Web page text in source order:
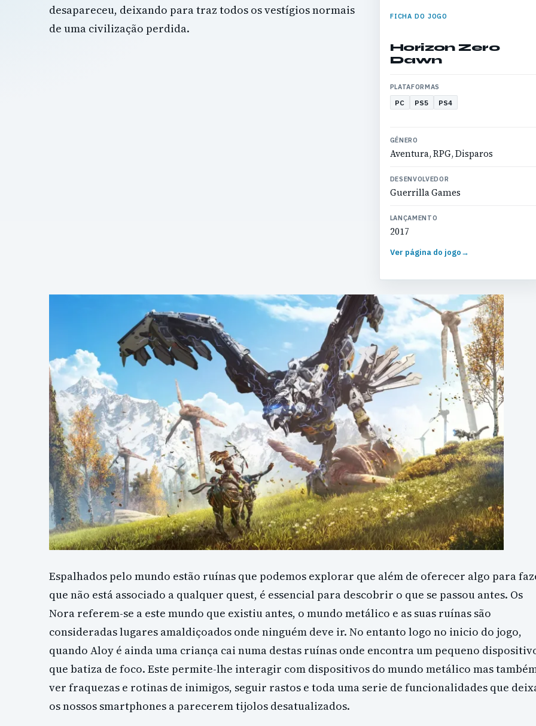
FICHA DO JOGO
Horizon Zero
Dawn
PLATAFORMAS
PC PS5 PS4
GÉNERO
Aventura, RPG, Disparos
DESENVOLVEDOR
Guerrilla Games
LANÇAMENTO
2017
Ver página do jogo→
desapareceu, deixando para traz todos os vestígios normais
de uma civilização perdida.
Espalhados pelo mundo estão ruínas que podemos explorar que além de oferecer algo para
que não está associado a qualquer quest, é essencial para descobrir o que se passou antes. Os
Nora referem-se a este mundo que existiu antes, o mundo metálico e as suas ruínas são
consideradas lugares amaldiçoados onde ninguém deve ir. No entanto logo no inicio do jogo,
quando Aloy é ainda uma criança cai numa destas ruínas onde encontra um pequeno
que batiza de foco. Este permite-lhe interagir com dispositivos do mundo metálico mas
ver fraquezas e rotinas de inimigos, seguir rastos e toda uma serie de funcionalidades que
os nossos smartphones a parecerem tijolos desatualizados.